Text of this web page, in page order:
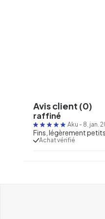
Avis client (0)
raffiné
Aku - 8. jan.
Fins, légèrement
Achat vérifié